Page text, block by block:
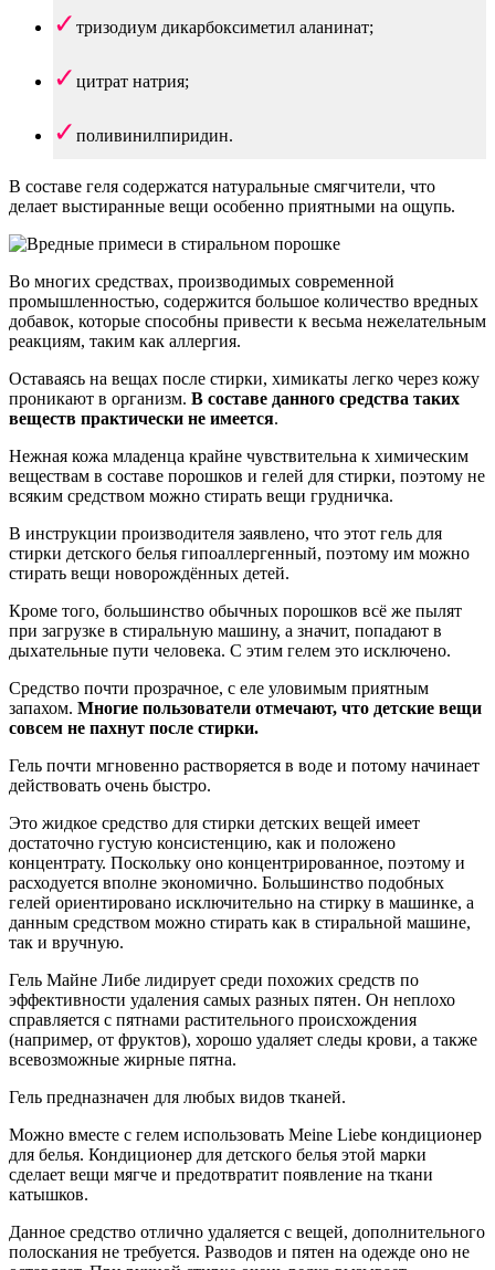
тризодиум дикарбоксиметил аланинат;
цитрат натрия;
поливинилпиридин.
В составе геля содержатся натуральные смягчители, что
делает выстиранные вещи особенно приятными на ощупь.
Во многих средствах, производимых современной
промышленностью, содержится большое количество вредных
добавок, которые способны привести к весьма нежелательным
реакциям, таким как аллергия.
Оставаясь на вещах после стирки, химикаты легко через кожу
проникают в организм. В составе данного средства таких
веществ практически не имеется.
Нежная кожа младенца крайне чувствительна к химическим
веществам в составе порошков и гелей для стирки, поэтому не
всяким средством можно стирать вещи грудничка.
В инструкции производителя заявлено, что этот гель для
стирки детского белья гипоаллергенный, поэтому им можно
стирать вещи новорождённых детей.
Кроме того, большинство обычных порошков всё же пылят
при загрузке в стиральную машину, а значит, попадают в
дыхательные пути человека. С этим гелем это исключено.
Средство почти прозрачное, с еле уловимым приятным
запахом. Многие пользователи отмечают, что детские вещи
совсем не пахнут после стирки.
Гель почти мгновенно растворяется в воде и потому начинает
действовать очень быстро.
Это жидкое средство для стирки детских вещей имеет
достаточно густую консистенцию, как и положено
концентрату. Поскольку оно концентрированное, поэтому и
расходуется вполне экономично. Большинство подобных
гелей ориентировано исключительно на стирку в машинке, а
данным средством можно стирать как в стиральной машине,
так и вручную.
Гель Майне Либе лидирует среди похожих средств по
эффективности удаления самых разных пятен. Он неплохо
справляется с пятнами растительного происхождения
(например, от фруктов), хорошо удаляет следы крови, а также
всевозможные жирные пятна.
Гель предназначен для любых видов тканей.
Можно вместе с гелем использовать Meine Liebe кондиционер
для белья. Кондиционер для детского белья этой марки
сделает вещи мягче и предотвратит появление на ткани
катышков.
Данное средство отлично удаляется с вещей, дополнительного
полоскания не требуется. Разводов и пятен на одежде оно не